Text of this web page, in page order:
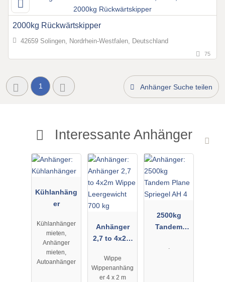
2000kg Rückwärtskipper
42659 Solingen, Nordrhein-Westfalen, Deutschland
75
1 Anhänger Suche teilen
Interessante Anhänger
Kühlanhäng
er
Kühlanhänger
mieten,
Anhänger
mieten,
Autoanhänger
Anhänger
2,7 to 4x2m
Leergewicht
700 kg
Wippe
Wippenanhäng
er 4 x 2 m
2500kg
Tandem
Spriegel AH
.